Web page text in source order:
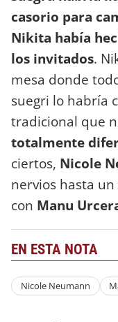
casorio para
Nikita había
los invitados.
mesa donde
suegri lo habría
tradicional que
totalmente
ciertos, Nicole
nervios hasta
con Manu
EN ESTA NOTA
Nicole Neumann